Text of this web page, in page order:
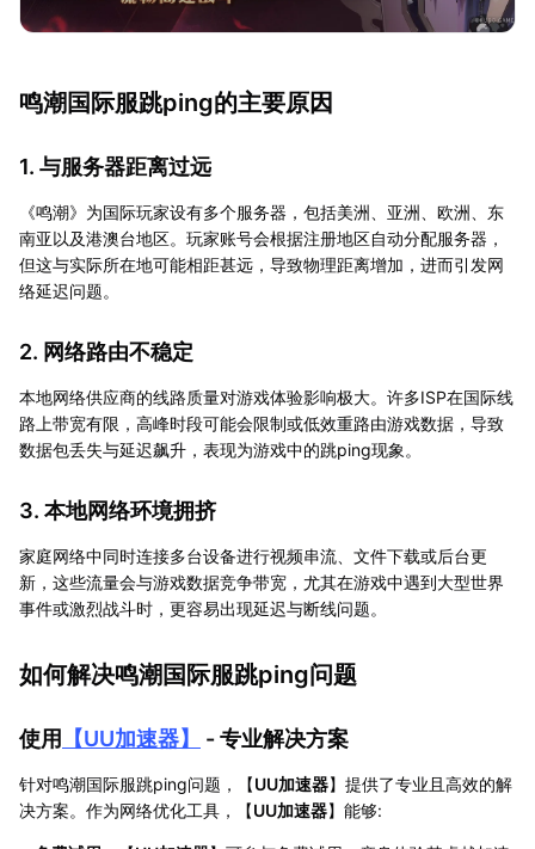
鸣潮国际服跳ping的主要原因
1. 与服务器距离过远
《鸣潮》为国际玩家设有多个服务器，包括美洲、亚洲、欧洲、东
南亚以及港澳台地区。玩家账号会根据注册地区自动分配服务器，
但这与实际所在地可能相距甚远，导致物理距离增加，进而引发网
络延迟问题。
2. 网络路由不稳定
本地网络供应商的线路质量对游戏体验影响极大。许多ISP在国际线
路上带宽有限，高峰时段可能会限制或低效重路由游戏数据，导致
数据包丢失与延迟飙升，表现为游戏中的跳ping现象。
3. 本地网络环境拥挤
家庭网络中同时连接多台设备进行视频串流、文件下载或后台更
新，这些流量会与游戏数据竞争带宽，尤其在游戏中遇到大型世界
事件或激烈战斗时，更容易出现延迟与断线问题。
如何解决鸣潮国际服跳ping问题
使用 【UU加速器】 - 专业解决方案
针对鸣潮国际服跳ping问题，【UU加速器】提供了专业且高效的解
决方案。作为网络优化工具，【UU加速器】能够: